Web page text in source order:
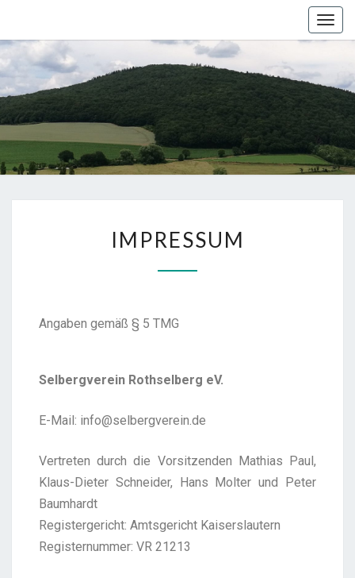
IMPRESSUM
Angaben gemäß § 5 TMG
Selbergverein Rothselberg eV.
E-Mail: info@selbergverein.de
Vertreten durch die Vorsitzenden Mathias Paul,
Klaus-Dieter Schneider, Hans Molter und Peter
Baumhardt
Registergericht: Amtsgericht Kaiserslautern
Registernummer: VR 21213